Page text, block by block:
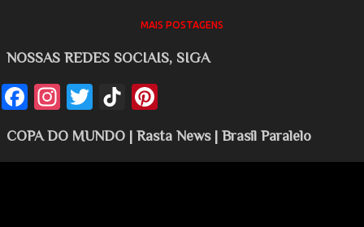
MAIS POSTAGENS
NOSSAS REDES SOCIAIS, SIGA
COPA DO MUNDO | Rasta News | Brasil Paralelo